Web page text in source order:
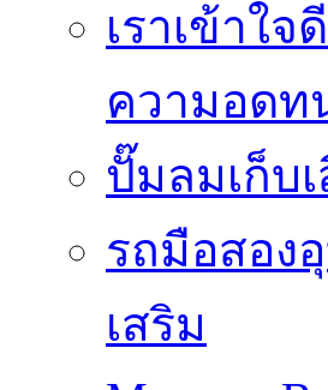
เราเข้าใ
ความอดท
ปั๊มลมเก็บ
รถมือสอง
เสริม